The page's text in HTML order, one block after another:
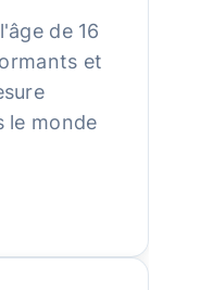
de 16
et
le monde